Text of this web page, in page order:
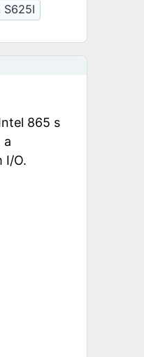
S625I
865 s
a
I/O.